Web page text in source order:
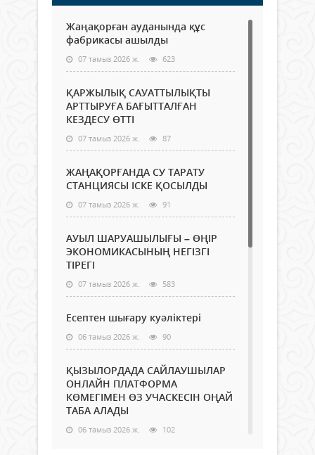
Жаңақорған ауданында құс
фабрикасы ашылды
07 тамыз 2026 ж. 623
ҚАРЖЫЛЫҚ САУАТТЫЛЫҚТЫ
АРТТЫРУҒА БАҒЫТТАЛҒАН
КЕЗДЕСУ ӨТТІ
07 тамыз 2026 ж. 87
ЖАҢАҚОРҒАНДА СУ ТАРАТУ
СТАНЦИЯСЫ ІСКЕ ҚОСЫЛДЫ
07 тамыз 2026 ж. 91
АУЫЛ ШАРУАШЫЛЫҒЫ – ӨҢІР
ЭКОНОМИКАСЫНЫҢ НЕГІЗГІ
ТІРЕГІ
07 тамыз 2026 ж. 583
Есептен шығару куәліктері
06 тамыз 2026 ж. 90
ҚЫЗЫЛОРДАДА САЙЛАУШЫЛАР
ОНЛАЙН ПЛАТФОРМА
КӨМЕГІМЕН ӨЗ УЧАСКЕСІН ОҢАЙ
ТАБА АЛАДЫ
06 тамыз 2026 ж. 102